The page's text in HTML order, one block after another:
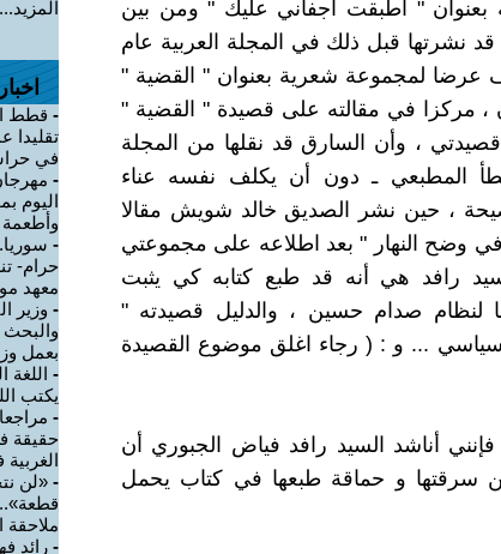
بعنوان " أطبقت أجفاني عليك " ومن بين
نشرتها قبل ذلك في المجلة العربية عام
عرضا لمجموعة شعرية بعنوان " القضية "
مركزا في مقالته على قصيدة " القضية "
، وأن السارق قد نقلها من المجلة
المطبعي ـ دون أن يكلف نفسه عناء
، حين نشر الصديق خالد شويش مقالا
وضح النهار " بعد اطلاعه على مجموعتي
رافد هي أنه قد طبع كتابه كي يثبت
لنظام صدام حسين ، والدليل قصيدته "
... و : ( رجاء اغلق موضوع القصيدة
أناشد السيد رافد فياض الجبوري أن
سرقتها و حماقة طبعها في كتاب يحمل
- قطط
تقليدا
في
-
اليوم
-
حرام-
معهد
- وزير
والبحث
بعمل
- اللغة
يكتب
-
حقيقة
الغربية
- «لن
قطعة»..
ملاحقة
- رائد